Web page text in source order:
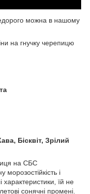
можна в нашому
на гнучку черепицю
Бісквіт, Зрілий
на СБС
і
характеристики, їй не
сонячні промені.